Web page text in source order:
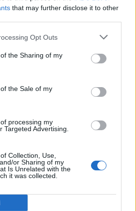
that may further disclose it to other
Opt Outs
the Sharing of my
the Sale of my
processing my
Targeted Advertising.
Collection, Use,
or Sharing of my
Is Unrelated with the
it was collected.
рекламните
съгласието на
август